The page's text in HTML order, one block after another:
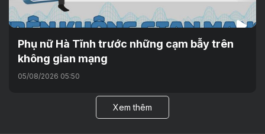
Phụ nữ Hà Tĩnh trước những cạm bẫy trên
không gian mạng
05/08/2026 05:50
Xem thêm